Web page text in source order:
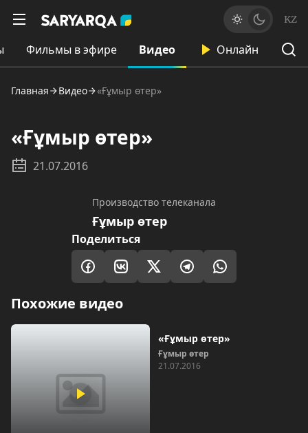
KZ
Фильмы в эфире Видео Онлайн
Главная Видео «Ғұмыр өтер»
«Ғұмыр өтер»
21.07.2016
Производство телеканала
Ғұмыр өтер
Поделиться
Похожие видео
«Ғұмыр өтер»
Ғұмыр өтер
21.07.2016